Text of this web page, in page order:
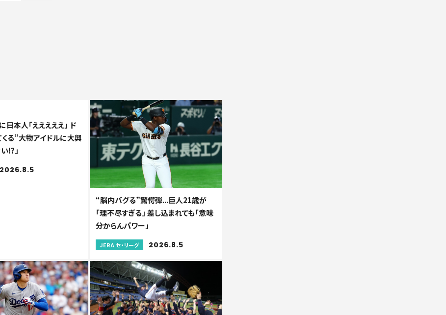
本人「えええええ」 ド
る”大物アイドルに大興
!?」
2026.8.5
“脳内バグる”驚愕弾...巨人21歳が
「理不尽すぎる」 差し込まれても「意味
分からんパワー」
JERA セ・リーグ 2026.8.5